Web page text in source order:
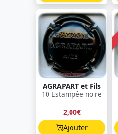
AGRAPART et Fils
10 Estampée noire
2,00€
Ajouter